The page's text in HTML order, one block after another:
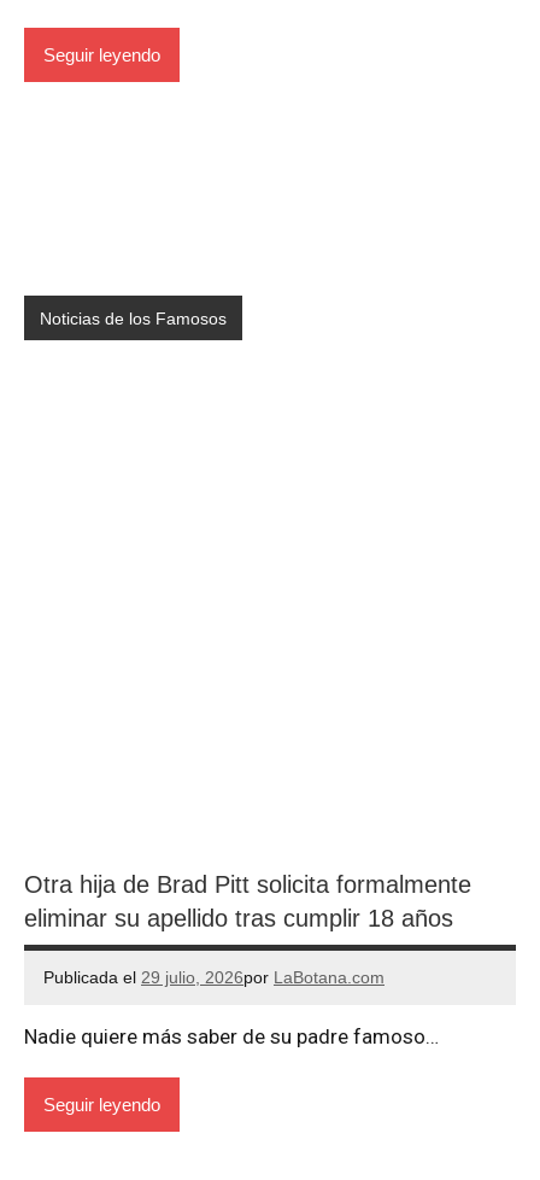
Seguir leyendo
Noticias de los Famosos
Otra hija de Brad Pitt solicita formalmente
eliminar su apellido tras cumplir 18 años
Publicada el 29 julio, 2026por LaBotana.com
Nadie quiere más saber de su padre famoso…
Seguir leyendo